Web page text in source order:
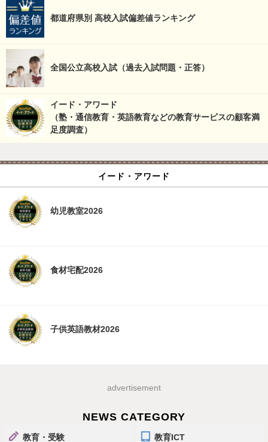
都道府県別 高校入試偏差値ランキング
全国公立高校入試（過去入試問題・正答）
イード・アワード
（塾・通信教育・英語教育などの教育サービスの顧客満
足度調査）
イード・アワード
幼児教室2026
食材宅配2026
子供英語教材2026
advertisement
NEWS CATEGORY
教育・受験 教育ICT